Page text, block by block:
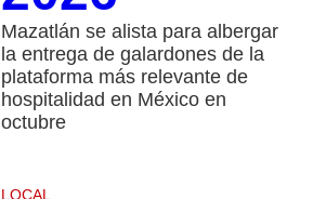
Mazatlán se alista para albergar
la entrega de galardones de la
plataforma más relevante de
hospitalidad en México en
octubre
LOCAL